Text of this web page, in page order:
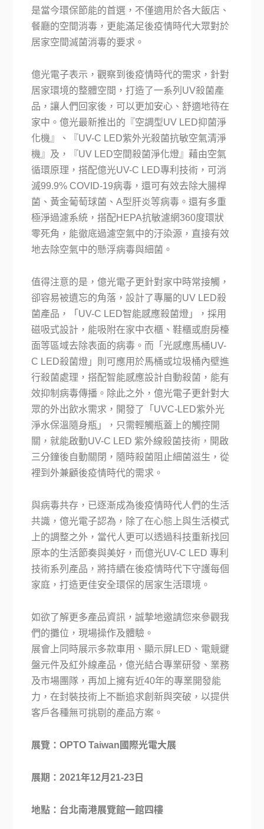
是當今環保節能的首選，不僅適用於各大飯店、
餐廳的空間消毒，更能滿足後疫情時代大眾對於
居家空間滅菌消毒的要求。
億光電子表示，觀察到後疫情時代的需求，針對
居家環境的整體空間，打造了一系列UV殺菌產
品，讓人們回家後，可以更加安心、舒適地待在
家中。億光最新推出的『空調型UV LED抑菌淨
化機』、『UV-C LED紫外光殺菌抗敏空氣清淨
機』及，『UV LED空間殺菌淨化燈』藉由空氣
循環原理，搭配億光UV-C LED專利技術，可消
滅99.9% COVID-19病毒，還可有效去除大腸桿
菌、黃金葡萄球菌、A型肝炎等病毒。還有多重
極淨過濾系統，搭配HEPA抗敏濾網360度環狀
零死角，能徹底過濾空氣中的汙染源，直接有效
地去除空氣中的懸浮病毒與細菌。
值得注意的是，億光電子更針對家中時常接觸，
卻容易被遺忘的角落，設計了專屬的UV LED殺
菌產品，「UV-C LED智能感應殺菌燈」，採用
磁吸式設計，能吸附在家中衣櫃、鞋櫃或廚房檯
面等區域去除表面的病毒。而「光感應馬桶UV-
C LED殺菌燈」則可應用於馬桶或垃圾桶內壁進
行殺菌處理，搭配智能感應設計自動殺菌，能有
效抑制病毒傳播。除此之外，億光電子更針對大
眾的外出飲水需求，開發了「UVC-LED紫外光
淨水保溫隨身瓶」，只需輕觸瓶蓋上的觸控開
關，就能啟動UV-C LED 紫外線殺菌技術，開啟
三分鐘後自動關閉，隨時殺菌阻止細菌滋生，從
裡到外兼顧後疫情時代的需求。
與病毒共存，已逐漸成為後疫情時代人們的生活
共識，億光電子認為，除了在心態上與生活模式
上的調整之外，當代人更可以透過科技重新找回
原本的生活節奏與美好，而億光UV-C LED 專利
技術系列產品，將持續在後疫情時代下守護每個
家庭，打造更佳安全環保的居家生活環境。
如欲了解更多產品資訊，誠摯地邀請您來參觀我
們的攤位，現場操作及體驗。
展會上同時展示多款車用、顯示屏LED、電競鍵
盤元件及紅外線產品，億光結合專業研發、業務
及市場團隊，再加上擁有近40年的專業開發能
力，在封裝技術上不斷追求創新與突破，以提供
客戶各種無可挑剔的產品方案。
展覽：OPTO Taiwan國際光電大展
展期：2021年12月21-23日
地點：台北南港展覽館一館四樓